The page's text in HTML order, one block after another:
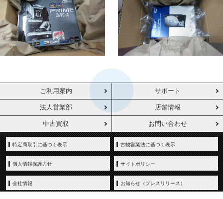
ご利用案内 サポート
法人営業部 店舗情報
中古買取 お問い合わせ
特定商取引に基づく表示 古物営業法に基づく表示
個人情報保護方針 サイトポリシー
会社情報 お知らせ（プレスリリース）